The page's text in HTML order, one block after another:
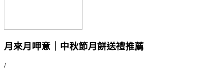
月來月呷意｜中秋節月餅送禮推薦
/